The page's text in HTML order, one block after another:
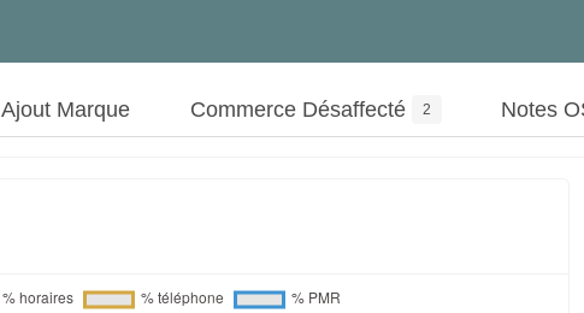
Ajout Marque Commerce Désaffecté 2 Notes